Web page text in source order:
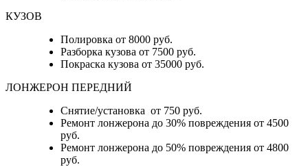
КУЗОВ
Полировка от 8000 руб.
Разборка кузова от 7500 руб.
Покраска кузова от 35000 руб.
ЛОНЖЕРОН ПЕРЕДНИЙ
Снятие/установка от 750 руб.
Ремонт лонжерона до 30% повреждения от 4500
руб.
Ремонт лонжерона до 50% повреждения от 4800
руб.